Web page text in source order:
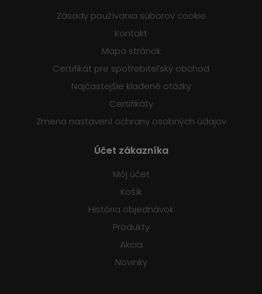
Zásady používania súborov cookie
Kontakt
Mapa stránok
Certifikát pre spotrebiteľský obchod
Najčastejšie kladené otázky
Certifikáty
Zmena nastavení ochrany osobných údajov
Účet zákazníka
Môj účet
Košík
História objednávok
Produkty
Akcia
Novinky